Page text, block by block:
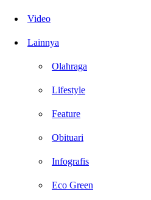
Video
Lainnya
Olahraga
Lifestyle
Feature
Obituari
Infografis
Eco Green